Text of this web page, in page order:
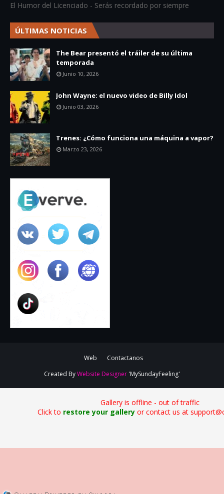
El Humor del Licenciado - Serás recordado por siempre
ÚLTIMAS NOTICIAS
The Bear presentó el tráiler de su última
temporada
Junio 10, 2026
John Wayne: el nuevo video de Billy Idol
Junio 03, 2026
Trenes: ¿Cómo funciona una máquina a vapor?
Marzo 23, 2026
Web
Contactanos
Created ByWebsite Designer 'MySundayFeeling'
Gallery is offline - out of traffic
Click to restore your galleryor contact us at